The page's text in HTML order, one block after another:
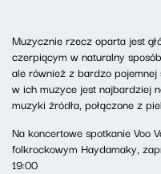
Muzycznie rzecz oparta jest
czerpiącym w naturalny
ale również z bardzo
w ich muzyce jest najbardziej
muzyki źródła, połączone z
Na koncertowe spotkanie Voo
folkrockowym Haydamaky,
19:00